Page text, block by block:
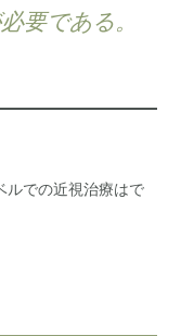
要である。
ルでの近視治療はで